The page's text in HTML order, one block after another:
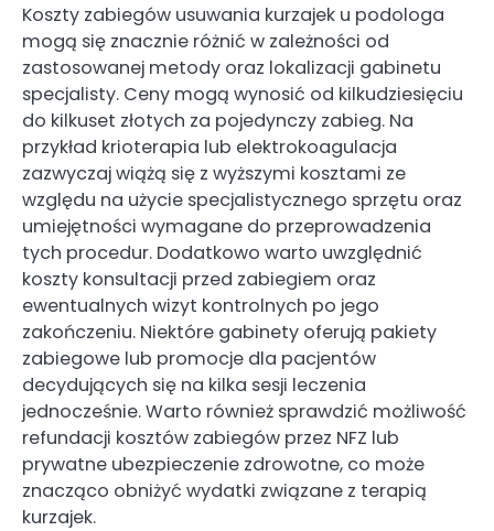
Koszty zabiegów usuwania kurzajek u podologa
mogą się znacznie różnić w zależności od
zastosowanej metody oraz lokalizacji gabinetu
specjalisty. Ceny mogą wynosić od kilkudziesięciu
do kilkuset złotych za pojedynczy zabieg. Na
przykład krioterapia lub elektrokoagulacja
zazwyczaj wiążą się z wyższymi kosztami ze
względu na użycie specjalistycznego sprzętu oraz
umiejętności wymagane do przeprowadzenia
tych procedur. Dodatkowo warto uwzględnić
koszty konsultacji przed zabiegiem oraz
ewentualnych wizyt kontrolnych po jego
zakończeniu. Niektóre gabinety oferują pakiety
zabiegowe lub promocje dla pacjentów
decydujących się na kilka sesji leczenia
jednocześnie. Warto również sprawdzić możliwość
refundacji kosztów zabiegów przez NFZ lub
prywatne ubezpieczenie zdrowotne, co może
znacząco obniżyć wydatki związane z terapią
kurzajek.